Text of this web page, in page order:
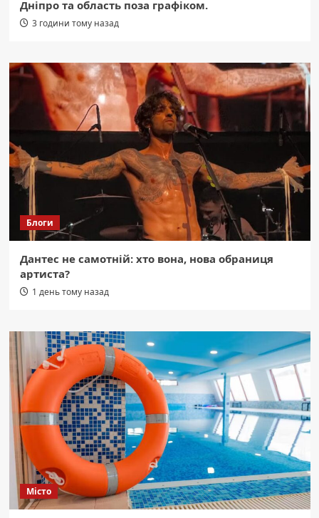
Дніпро та область поза графіком.
3 години тому назад
Блоги
Дантес не самотній: хто вона, нова обраниця
артиста?
1 день тому назад
Місто